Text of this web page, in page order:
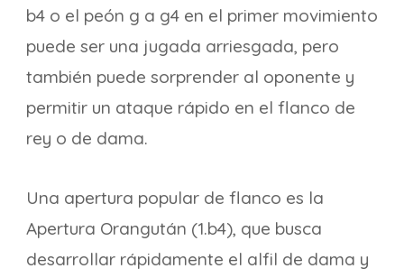
b4 o el peón g a g4 en el primer movimiento
puede ser una jugada arriesgada, pero
también puede sorprender al oponente y
permitir un ataque rápido en el flanco de
rey o de dama.
Una apertura popular de flanco es la
Apertura Orangután (1.b4), que busca
desarrollar rápidamente el alfil de dama y